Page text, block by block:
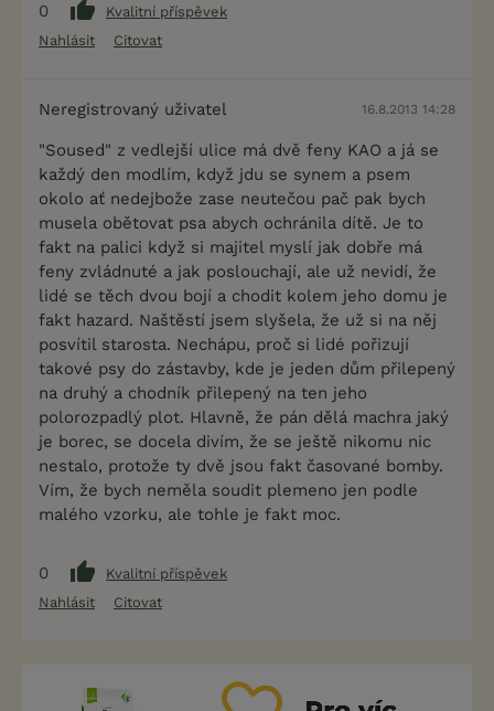
0
Kvalitní příspěvek
Nahlásit
Citovat
Neregistrovaný uživatel 16.8.2013 14:28
"Soused" z vedlejší ulice má dvě feny KAO a já se
každý den modlím, když jdu se synem a psem
okolo ať nedejbože zase neutečou pač pak bych
musela obětovat psa abych ochránila dítě. Je to
fakt na palici když si majitel myslí jak dobře má
feny zvládnuté a jak poslouchají, ale už nevidí, že
lidé se těch dvou bojí a chodit kolem jeho domu je
fakt hazard. Naštěstí jsem slyšela, že už si na něj
posvítil starosta. Nechápu, proč si lidé pořizují
takové psy do zástavby, kde je jeden dům přilepený
na druhý a chodník přilepený na ten jeho
polorozpadlý plot. Hlavně, že pán dělá machra jaký
je borec, se docela divím, že se ještě nikomu nic
nestalo, protože ty dvě jsou fakt časované bomby.
Vím, že bych neměla soudit plemeno jen podle
malého vzorku, ale tohle je fakt moc.
0
Kvalitní příspěvek
Nahlásit
Citovat